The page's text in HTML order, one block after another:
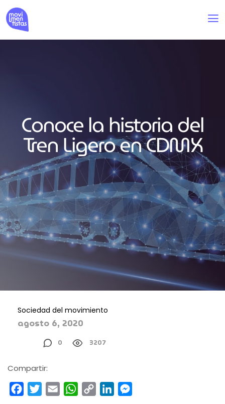
Conoce la historia del
Tren Ligero en CDMX
Sociedad del movimiento
agosto 6, 2020
0 3207
Compartir:
FacebookTwitterEmail WhatsApp
Copy
LinkedIn